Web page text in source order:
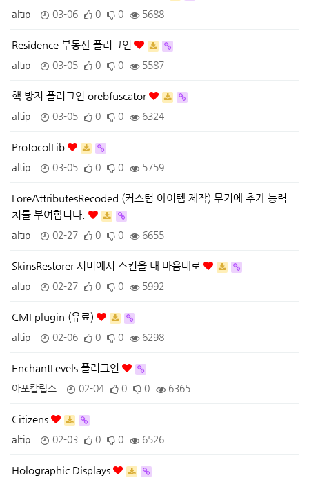
altip 03-06 0 0 5688
Residence 부동산 플러그인
altip 03-05 0 0 5587
핵 방지 플러그인 orebfuscator
altip 03-05 0 0 6324
ProtocolLib
altip 03-05 0 0 5759
LoreAttributesRecoded (커스텀 아이템 제작) 무기에 추가 능력
치를 부여합니다.
altip 02-27 0 0 6655
SkinsRestorer 서버에서 스킨을 내 마음데로
altip 02-27 0 0 5992
CMI plugin (유료)
altip 02-06 0 0 6298
EnchantLevels 플러그인
아포칼립스 02-04 0 0 6365
Citizens
altip 02-03 0 0 6526
Holographic Displays